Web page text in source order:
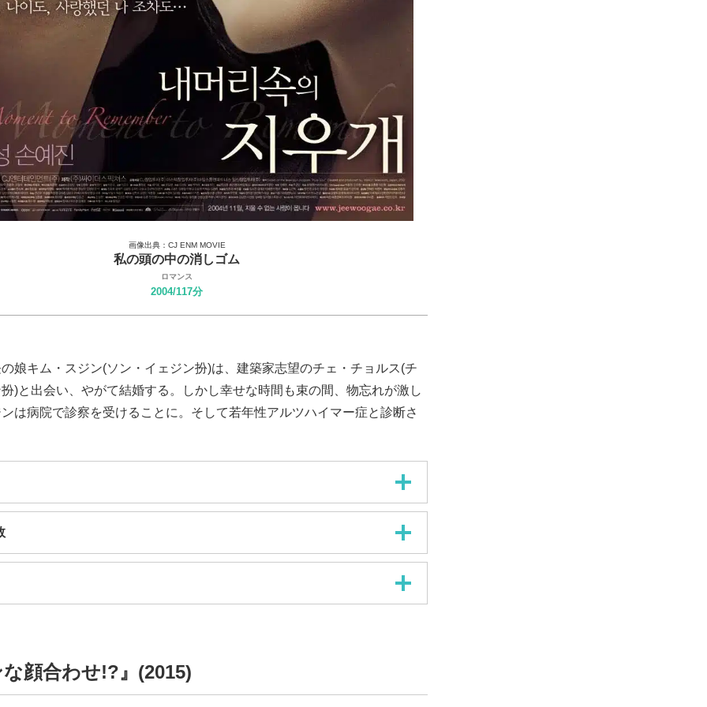
画像出典：CJ ENM MOVIE
私の頭の中の消しゴム
ロマンス
2004/117分
娘キム・スジン(ソン・イェジン扮)は、建築家志望のチェ・チョルス(チ
)と出会い、やがて結婚する。しかし幸せな時間も束の間、物忘れが激し
は病院で診察を受けることに。そして若年性アルツハイマー症と診断さ
顔合わせ!?』(2015)